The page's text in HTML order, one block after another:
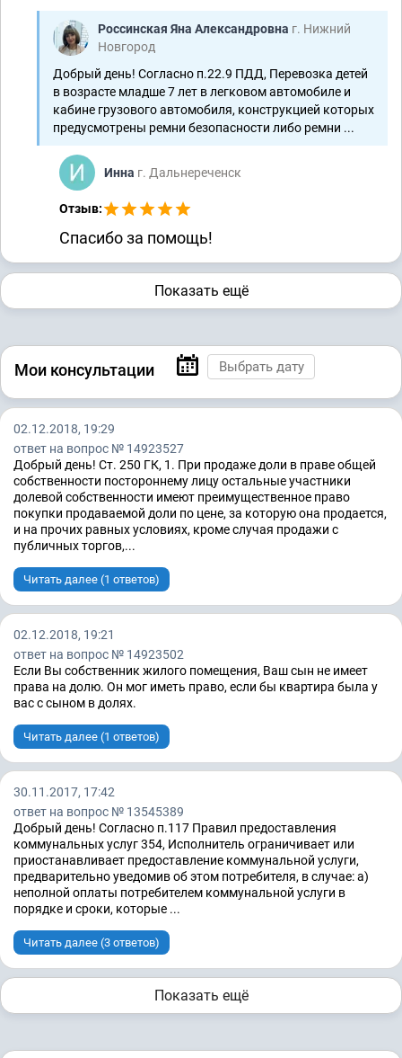
Россинская Яна Александровна г. Нижний
Новгород
Добрый день! Согласно п.22.9 ПДД, Перевозка детей
в возрасте младше 7 лет в легковом автомобиле и
кабине грузового автомобиля, конструкцией которых
предусмотрены ремни безопасности либо ремни ...
Инна г. Дальнереченск
Отзыв:
Спасибо за помощь!
Показать ещё
Мои консультации
02.12.2018, 19:29
ответ на вопрос № 14923527
Добрый день! Ст. 250 ГК, 1. При продаже доли в праве общей
собственности постороннему лицу остальные участники
долевой собственности имеют преимущественное право
покупки продаваемой доли по цене, за которую она продается,
и на прочих равных условиях, кроме случая продажи с
публичных торгов,...
Читать далее (1 ответов)
02.12.2018, 19:21
ответ на вопрос № 14923502
Если Вы собственник жилого помещения, Ваш сын не имеет
права на долю. Он мог иметь право, если бы квартира была у
вас с сыном в долях.
Читать далее (1 ответов)
30.11.2017, 17:42
ответ на вопрос № 13545389
Добрый день! Согласно п.117 Правил предоставления
коммунальных услуг 354, Исполнитель ограничивает или
приостанавливает предоставление коммунальной услуги,
предварительно уведомив об этом потребителя, в случае: а)
неполной оплаты потребителем коммунальной услуги в
порядке и сроки, которые ...
Читать далее (3 ответов)
Показать ещё